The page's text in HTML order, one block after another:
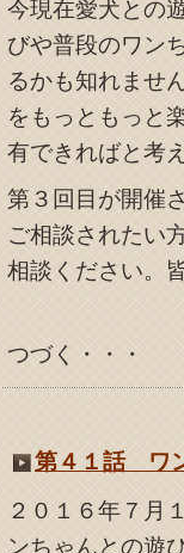
今現在愛犬との
びや普段のワン
るかも知れませ
をもっともっと
有できればと考
第３回目が開催
ご相談されたい
相談ください。
つづく・・・
第４１話 ワ
２０１６年７月
ンちゃんとの遊